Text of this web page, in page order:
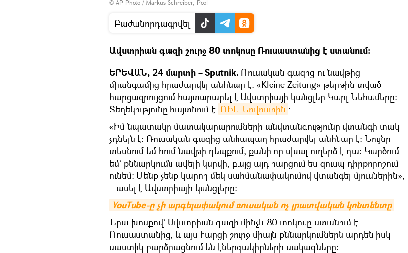
© AP Photo / Markus Schreiber, Pool
Բաժանորդագրվել
Ավստրիան գազի շուրջ 80 տոկոսը Ռուսաստանից է ստանում։
ԵՐԵՎԱՆ, 24 մարտի – Sputnik. Ռուսական գազից ու նավթից
միանգամից հրաժարվել անհնար է։ «Kleine Zeitung» թերթին տված
հարցազրույցում հայտարարել է Ավստրիայի կանցլեր Կարլ Նեհամերը։
Տեղեկությունը հայտնում է ՌԻԱ Նովոստին ։
«Իմ նպատակը մատակարարումների անվտանգությունը վտանգի տակ
չդնելն է։ Ռուսական գազից անհապաղ հրաժարվել անհնար է։ Նույնը
տեսնում եմ հում նավթի դեպքում, քանի որ սխալ ուղերձ է դա։ Կարծում
եմ` քննարկումն ավելի կսրվի, բայց այդ հարցում ես զուսպ դիրքորոշում
ունեմ։ Մենք չենք կարող մեկ սահմանափակումով վտանգել մյուսներին»,
– ասել է Ավստրիայի կանցլերը։
YouTube-ը չի արգելափակում ռուսական ոչ լրատվական կոնտենտը
Նրա խոսքով` Ավստրիան գազի մինչև 80 տոկոսը ստանում է
Ռուսաստանից, և այս հարցի շուրջ միայն քննարկումներն արդեն իսկ
սաստիկ բարձրացնում են էներգակիրների սակագները։